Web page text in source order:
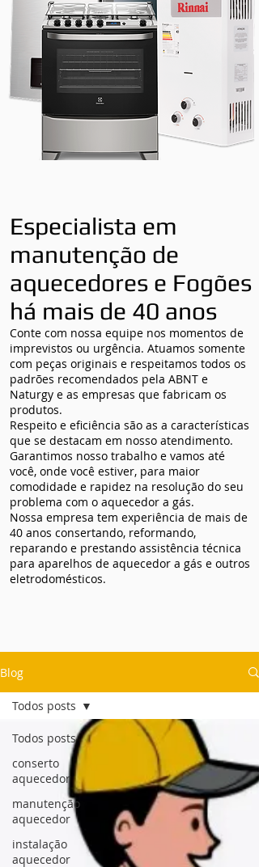
Especialista em
manutenção de
aquecedores e Fogões
há mais de 40 anos
Conte com nossa equipe nos momentos de
imprevistos ou urgência. Atuamos somente
com peças originais e respeitamos todos os
padrões recomendados pela ABNT e
Naturgy e as empresas que fabricam os
produtos.
Respeito e eficiência são as a características
que se destacam em nosso atendimento.
Garantimos nosso trabalho e vamos até
você, onde você estiver, para maior
comodidade e rapidez na resolução do seu
problema com o aquecedor a gás.
Nossa empresa tem experiência de mais de
40 anos consertando, reformando,
reparando e prestando assistência técnica
para aparelhos de aquecedor a gás e outros
eletrodomésticos.
Blog
Todos posts
conserto
aquecedor
manutenção
aquecedor
instalação
aquecedor
Todos posts